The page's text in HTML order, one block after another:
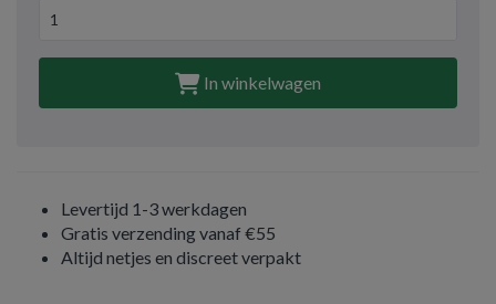
In winkelwagen
Levertijd 1-3 werkdagen
Gratis verzending vanaf €55
Altijd netjes en discreet verpakt